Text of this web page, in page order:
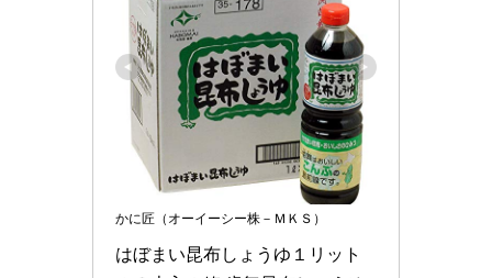
かに匠（オーイーシー株－ＭＫＳ）
はぼまい昆布しょうゆ１リット